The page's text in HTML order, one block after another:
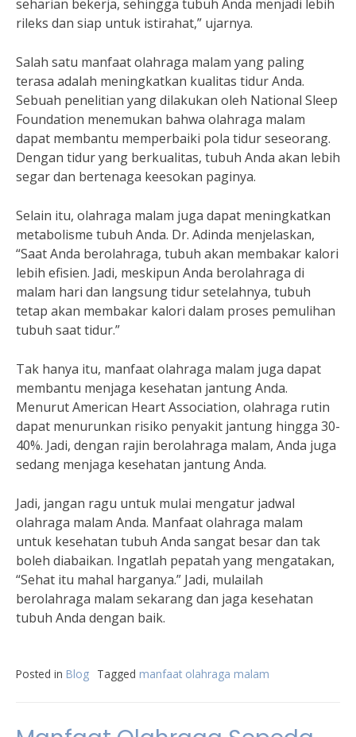
seharian bekerja, sehingga tubuh Anda menjadi lebih
rileks dan siap untuk istirahat,” ujarnya.
Salah satu manfaat olahraga malam yang paling
terasa adalah meningkatkan kualitas tidur Anda.
Sebuah penelitian yang dilakukan oleh National Sleep
Foundation menemukan bahwa olahraga malam
dapat membantu memperbaiki pola tidur seseorang.
Dengan tidur yang berkualitas, tubuh Anda akan lebih
segar dan bertenaga keesokan paginya.
Selain itu, olahraga malam juga dapat meningkatkan
metabolisme tubuh Anda. Dr. Adinda menjelaskan,
“Saat Anda berolahraga, tubuh akan membakar kalori
lebih efisien. Jadi, meskipun Anda berolahraga di
malam hari dan langsung tidur setelahnya, tubuh
tetap akan membakar kalori dalam proses pemulihan
tubuh saat tidur.”
Tak hanya itu, manfaat olahraga malam juga dapat
membantu menjaga kesehatan jantung Anda.
Menurut American Heart Association, olahraga rutin
dapat menurunkan risiko penyakit jantung hingga 30-
40%. Jadi, dengan rajin berolahraga malam, Anda juga
sedang menjaga kesehatan jantung Anda.
Jadi, jangan ragu untuk mulai mengatur jadwal
olahraga malam Anda. Manfaat olahraga malam
untuk kesehatan tubuh Anda sangat besar dan tak
boleh diabaikan. Ingatlah pepatah yang mengatakan,
“Sehat itu mahal harganya.” Jadi, mulailah
berolahraga malam sekarang dan jaga kesehatan
tubuh Anda dengan baik.
Posted in Blog Tagged manfaat olahraga malam